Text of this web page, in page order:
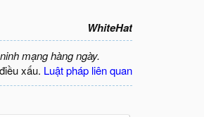
WhiteHat
mạng hàng ngày.
xấu. Luật pháp liên quan